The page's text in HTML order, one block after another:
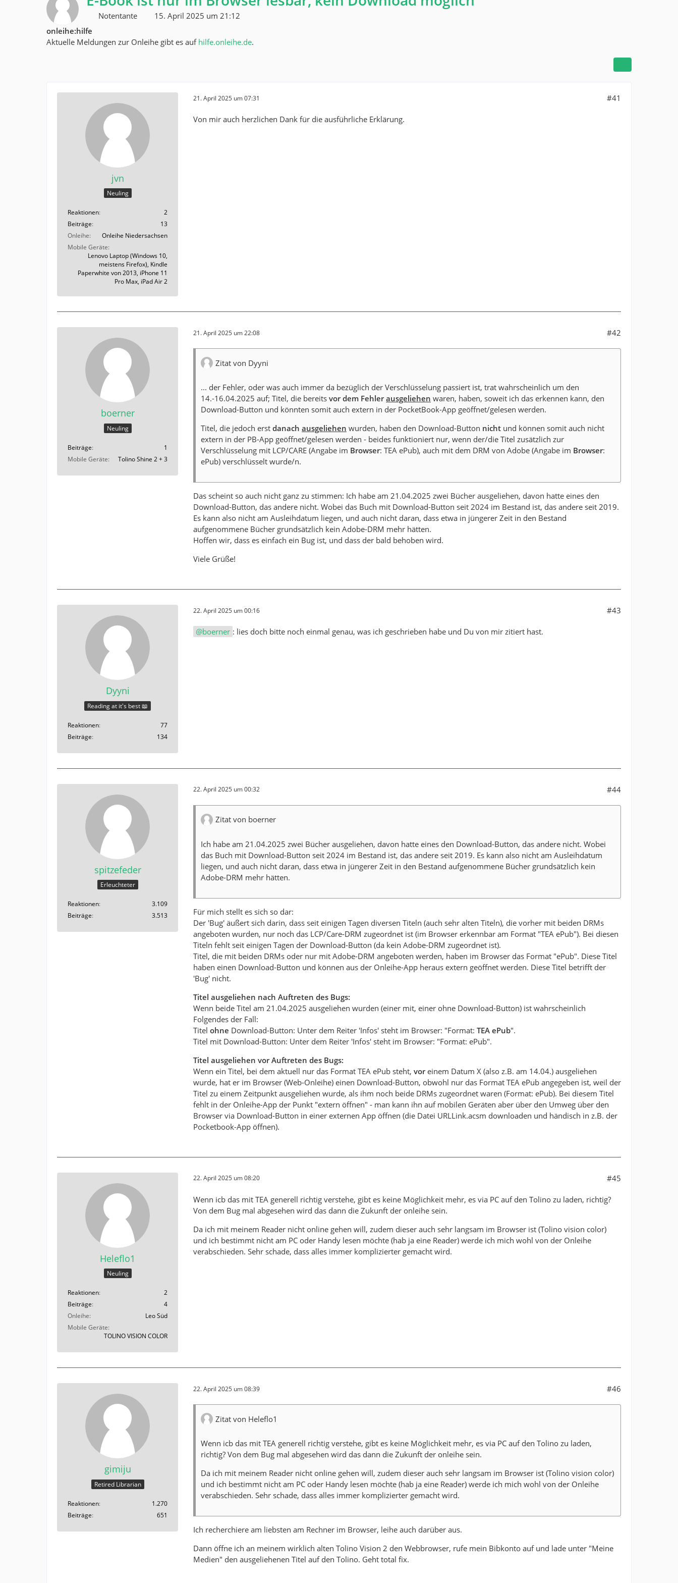
Notentante
15. April 2025 um 21:12
onleihe:hilfe
Aktuelle Meldungen zur Onleihe gibt es auf hilfe.onleihe.de.
jvn
Neuling
Reaktionen
2
Beiträge
13
Onleihe
Onleihe Niedersachsen
Mobile Geräte
Lenovo Laptop (Windows 10,
meistens Firefox), Kindle
Paperwhite von 2013, iPhone 11
Pro Max, iPad Air 2
21. April 2025 um 07:31 #41
Von mir auch herzlichen Dank für die ausführliche Erklärung.
boerner
Neuling
Beiträge
1
Mobile Geräte
Tolino Shine 2 + 3
21. April 2025 um 22:08 #42
Zitat von Dyyni
... der Fehler, oder was auch immer da bezüglich der Verschlüsselung passiert ist, trat wahrscheinlich um den
14.-16.04.2025 auf; Titel, die bereits vor dem Fehlerausgeliehen waren, haben, soweit ich das erkennen kann, den
Download-Button und könnten somit auch extern in der PocketBook-App geöffnet/gelesen werden.
Titel, die jedoch erst danach ausgeliehen wurden, haben den Download-Button nicht und können somit auch nicht
extern in der PB-App geöffnet/gelesen werden - beides funktioniert nur, wenn der/die Titel zusätzlich zur
Verschlüsselung mit LCP/CARE (Angabe im Browser: TEA ePub), auch mit dem DRM von Adobe (Angabe im Browser:
ePub) verschlüsselt wurde/n.
Das scheint so auch nicht ganz zu stimmen: Ich habe am 21.04.2025 zwei Bücher ausgeliehen, davon hatte eines den
Download-Button, das andere nicht. Wobei das Buch mit Download-Button seit 2024 im Bestand ist, das andere seit 2019.
Es kann also nicht am Ausleihdatum liegen, und auch nicht daran, dass etwa in jüngerer Zeit in den Bestand
aufgenommene Bücher grundsätzlich kein Adobe-DRM mehr hätten.
Hoffen wir, dass es einfach ein Bug ist, und dass der bald behoben wird.
Viele Grüße!
Dyyni
Reading at it's best 📖
Reaktionen
77
Beiträge
134
22. April 2025 um 00:16 #43
boerner : lies doch bitte noch einmal genau, was ich geschrieben habe und Du von mir zitiert hast.
spitzefeder
Erleuchteter
Reaktionen
3.109
Beiträge
3.513
22. April 2025 um 00:32 #44
Zitat von boerner
Ich habe am 21.04.2025 zwei Bücher ausgeliehen, davon hatte eines den Download-Button, das andere nicht. Wobei
das Buch mit Download-Button seit 2024 im Bestand ist, das andere seit 2019. Es kann also nicht am Ausleihdatum
liegen, und auch nicht daran, dass etwa in jüngerer Zeit in den Bestand aufgenommene Bücher grundsätzlich kein
Adobe-DRM mehr hätten.
Für mich stellt es sich so dar:
Der 'Bug' äußert sich darin, dass seit einigen Tagen diversen Titeln (auch sehr alten Titeln), die vorher mit beiden DRMs
angeboten wurden, nur noch das LCP/Care-DRM zugeordnet ist (im Browser erkennbar am Format "TEA ePub"). Bei diesen
Titeln fehlt seit einigen Tagen der Download-Button (da kein Adobe-DRM zugeordnet ist).
Titel, die mit beiden DRMs oder nur mit Adobe-DRM angeboten werden, haben im Browser das Format "ePub". Diese Titel
haben einen Download-Button und können aus der Onleihe-App heraus extern geöffnet werden. Diese Titel betrifft der
'Bug' nicht.
Titel ausgeliehen nach Auftreten des Bugs:
Wenn beide Titel am 21.04.2025 ausgeliehen wurden (einer mit, einer ohne Download-Button) ist wahrscheinlich
Folgendes der Fall:
Titel ohne Download-Button: Unter dem Reiter 'Infos' steht im Browser: "Format: TEA ePub".
Titel mit Download-Button: Unter dem Reiter 'Infos' steht im Browser: "Format: ePub".
Titel ausgeliehen vor Auftreten des Bugs:
Wenn ein Titel, bei dem aktuell nur das Format TEA ePub steht, voreinem Datum X (also z.B. am 14.04.) ausgeliehen
wurde, hat er im Browser (Web-Onleihe) einen Download-Button, obwohl nur das Format TEA ePub angegeben ist, weil der
Titel zu einem Zeitpunkt ausgeliehen wurde, als ihm noch beide DRMs zugeordnet waren (Format: ePub). Bei diesem Titel
fehlt in der Onleihe-App der Punkt "extern öffnen" - man kann ihn auf mobilen Geräten aber über den Umweg über den
Browser via Download-Button in einer externen App öffnen (die Datei URLLink.acsm downloaden und händisch in z.B. der
Pocketbook-App öffnen).
Heleflo1
Neuling
Reaktionen
2
Beiträge
4
Onleihe
Leo Süd
Mobile Geräte
TOLINO VISION COLOR
22. April 2025 um 08:20 #45
Wenn icb das mit TEA generell richtig verstehe, gibt es keine Möglichkeit mehr, es via PC auf den Tolino zu laden, richtig?
Von dem Bug mal abgesehen wird das dann die Zukunft der onleihe sein.
Da ich mit meinem Reader nicht online gehen will, zudem dieser auch sehr langsam im Browser ist (Tolino vision color)
und ich bestimmt nicht am PC oder Handy lesen möchte (hab ja eine Reader) werde ich mich wohl von der Onleihe
verabschieden. Sehr schade, dass alles immer komplizierter gemacht wird.
gimiju
Retired Librarian
Reaktionen
1.270
Beiträge
651
22. April 2025 um 08:39 #46
Zitat von Heleflo1
Wenn icb das mit TEA generell richtig verstehe, gibt es keine Möglichkeit mehr, es via PC auf den Tolino zu laden,
richtig? Von dem Bug mal abgesehen wird das dann die Zukunft der onleihe sein.
Da ich mit meinem Reader nicht online gehen will, zudem dieser auch sehr langsam im Browser ist (Tolino vision color)
und ich bestimmt nicht am PC oder Handy lesen möchte (hab ja eine Reader) werde ich mich wohl von der Onleihe
verabschieden. Sehr schade, dass alles immer komplizierter gemacht wird.
Ich recherchiere am liebsten am Rechner im Browser, leihe auch darüber aus.
Dann öffne ich an meinem wirklich alten Tolino Vision 2 den Webbrowser, rufe mein Bibkonto auf und lade unter "Meine
Medien" den ausgeliehenen Titel auf den Tolino. Geht total fix.